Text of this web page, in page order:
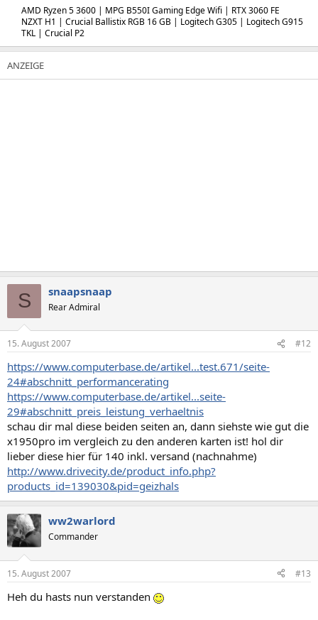
AMD Ryzen 5 3600 | MPG B550I Gaming Edge Wifi | RTX 3060 FE
NZXT H1 | Crucial Ballistix RGB 16 GB | Logitech G305 | Logitech G915
TKL | Crucial P2
S snaapsnaap
Rear Admiral
15. August 2007 #12
https://www.computerbase.de/artikel...test.671/seite-
24#abschnitt_performancerating
https://www.computerbase.de/artikel...seite-
29#abschnitt_preis_leistung_verhaeltnis
schau dir mal diese beiden seiten an, dann siehste wie gut die
x1950pro im vergleich zu den anderen karten ist! hol dir
lieber diese hier für 140 inkl. versand (nachnahme)
http://www.drivecity.de/product_info.php?
products_id=139030&pid=geizhals
ww2warlord
Commander
15. August 2007 #13
Heh du hasts nun verstanden